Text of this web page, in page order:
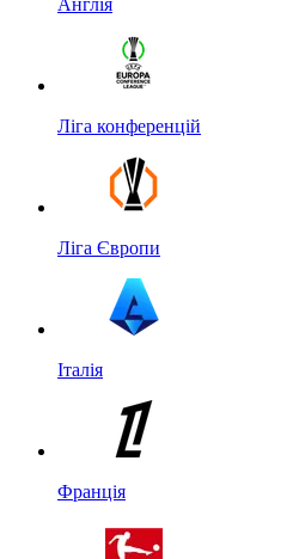
Англія
Ліга конференцій
Ліга Європи
Італія
Франція